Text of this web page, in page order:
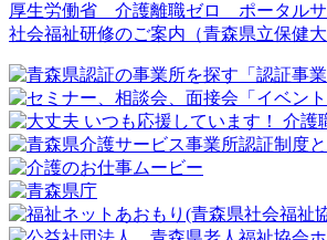
厚生労働省 介護離職ゼロ ポータルサ
社会福祉研修のご案内（青森県立保健大